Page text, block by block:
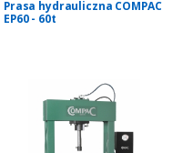
Prasa hydrauliczna COMPAC
EP60 - 60t